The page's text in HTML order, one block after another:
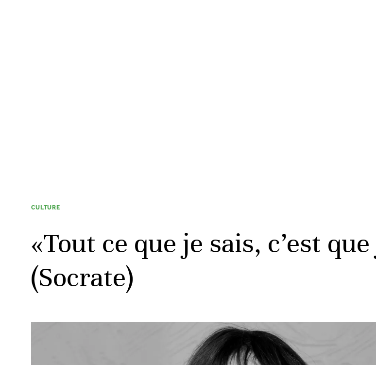
CULTURE
«Tout ce que je sais, c’est
(Socrate)